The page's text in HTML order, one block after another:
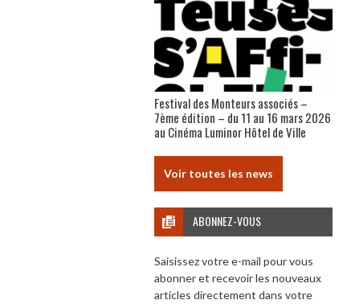
Festival des Monteurs associés –
7ème édition – du 11 au 16 mars 2026
au Cinéma Luminor Hôtel de Ville
Voir toutes les news
ABONNEZ-VOUS
Saisissez votre e-mail pour vous
abonner et recevoir les nouveaux
articles directement dans votre